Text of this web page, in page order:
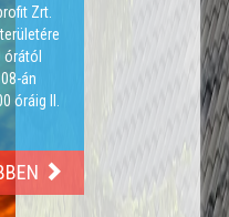
Zrt.
án
óráig II.